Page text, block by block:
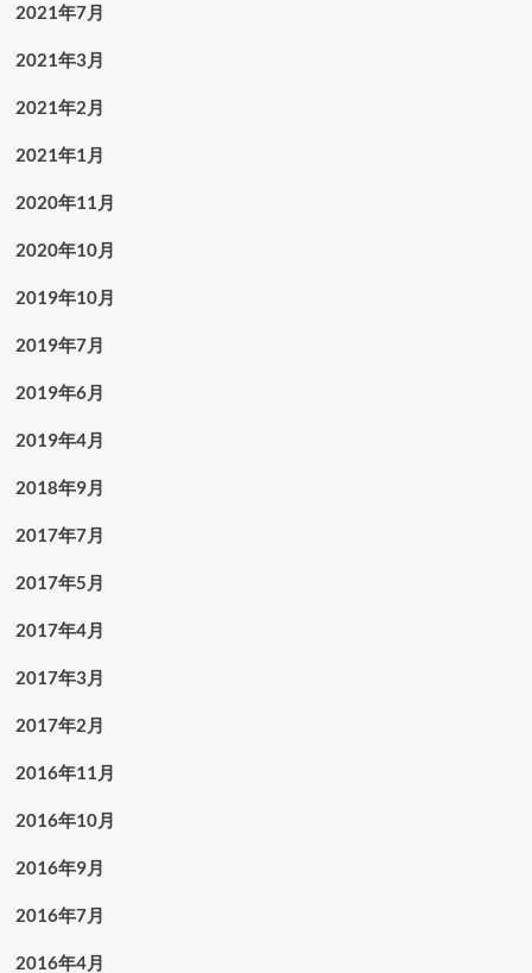
2021年7月
2021年3月
2021年2月
2021年1月
2020年11月
2020年10月
2019年10月
2019年7月
2019年6月
2019年4月
2018年9月
2017年7月
2017年5月
2017年4月
2017年3月
2017年2月
2016年11月
2016年10月
2016年9月
2016年7月
2016年4月